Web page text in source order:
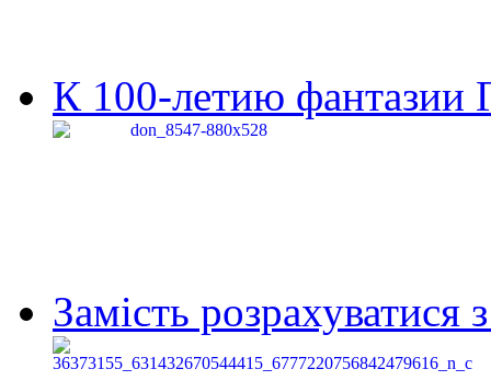
К 100-летию фантазии
Замість